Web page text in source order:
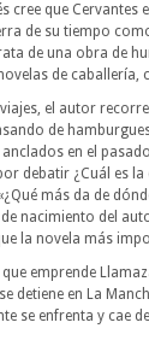
cree que
de su tiempo
de una obra de
de
viajes, el autor
de
en el
debatir ¿Cuál es
más da de
nacimiento del
la novela más
emprende
detiene en La
se enfrenta y cae